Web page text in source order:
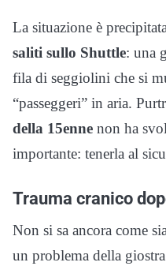
La situazione è
saliti sullo Shuttle: una
fila di seggiolini che si
“passeggeri” in aria.
della 15enne non ha
importante: tenerla al
Trauma cranico
Non si sa ancora come
un problema della